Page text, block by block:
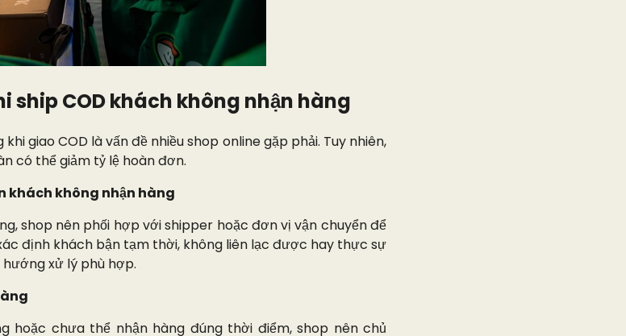
ship COD khách không nhận hàng
giao COD là vấn đề nhiều shop online gặp phải. Tuy nhiên,
có thể giảm tỷ lệ hoàn đơn.
khách không nhận hàng
shop nên phối hợp với shipper hoặc đơn vị vận chuyển để
định khách bận tạm thời, không liên lạc được hay thực sự
xử lý phù hợp.
hoặc chưa thể nhận hàng đúng thời điểm, shop nên chủ